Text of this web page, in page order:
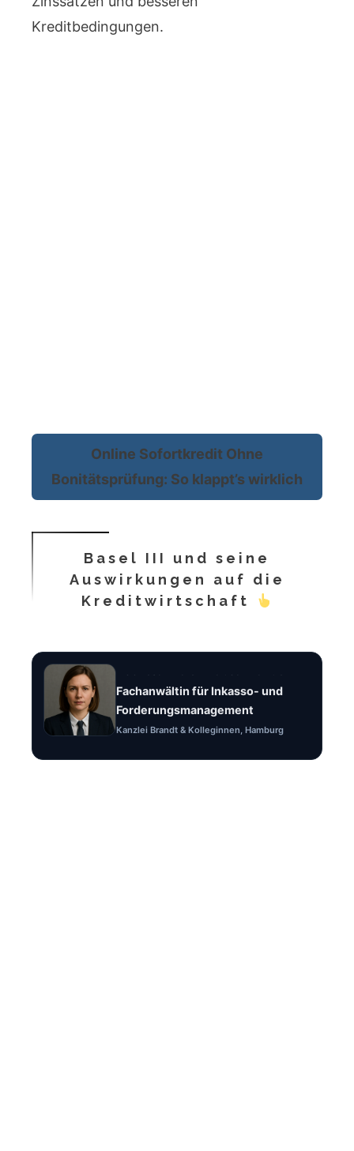
Kreditbedingungen.
Online Sofortkredit Ohne
Bonitätsprüfung: So klappt’s wirklich
Basel III und seine
Auswirkungen auf die
Kreditwirtschaft
Fachanwältin für Inkasso- und
Forderungsmanagement
Kanzlei Brandt & Kolleginnen, Hamburg